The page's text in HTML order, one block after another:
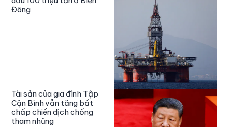
Đông
Tài sản của gia đình Tập
Cận Bình vẫn tăng bất
chấp chiến dịch chống
tham nhũng